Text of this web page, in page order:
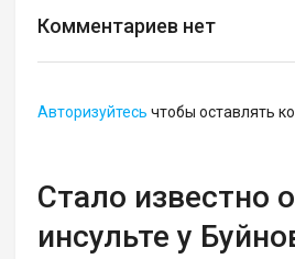
Комментариев нет
Авторизуйтесь чтобы оставлять
Стало известно
инсульте у